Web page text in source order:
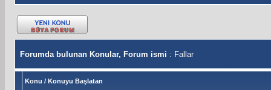
Forumda bulunan Konular, Forum ismi : Fallar
Konu / Konuyu Başlatan